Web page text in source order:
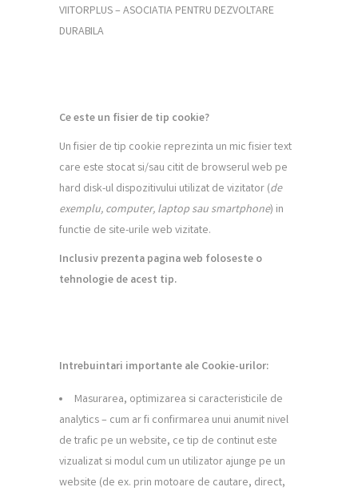
VIITORPLUS – ASOCIATIA PENTRU DEZVOLTARE
DURABILA
Ce este un fisier de tip cookie?
Un fisier de tip cookie reprezinta un mic fisier text
care este stocat si/sau citit de browserul web pe
hard disk-ul dispozitivului utilizat de vizitator (de
exemplu, computer, laptop sau smartphone) in
functie de site-urile web vizitate.
Inclusiv prezenta pagina web foloseste o
tehnologie de acest tip.
Intrebuintari importante ale Cookie-urilor:
Masurarea, optimizarea si caracteristicile de
analytics – cum ar fi confirmarea unui anumit nivel
de trafic pe un website, ce tip de continut este
vizualizat si modul cum un utilizator ajunge pe un
website (de ex. prin motoare de cautare, direct,